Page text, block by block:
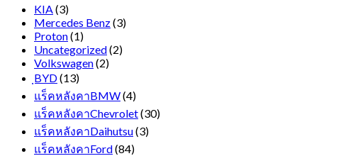
KIA(3)
Mercedes Benz(3)
Proton(1)
Uncategorized(2)
Volkswagen(2)
ฺBYD(13)
แร็คหลังคาBMW(4)
แร็คหลังคาChevrolet(30)
แร็คหลังคาDaihutsu(3)
แร็คหลังคาFord(84)